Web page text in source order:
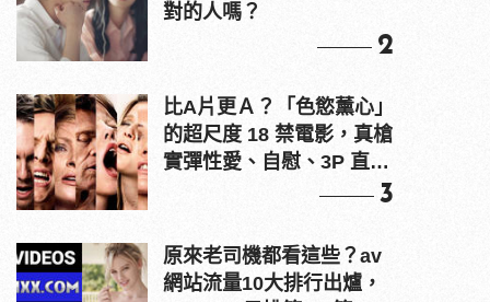
對的人嗎？
2
比A片更Ａ？「色慾薰心」
的超尺度 18 禁電影，真槍
實彈性愛、自慰、3P 直接
3
原來老司機都看這些？av
網站流量10大排行出爐，